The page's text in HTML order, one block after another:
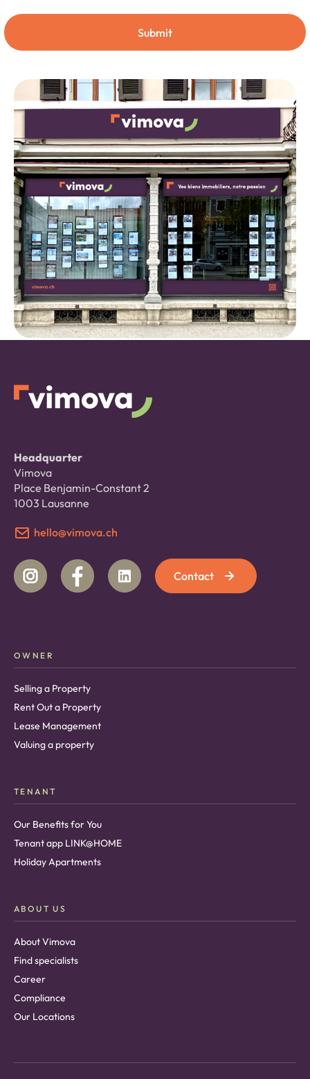
Submit
Headquarter
Vimova
Place Benjamin-Constant 2
1003 Lausanne
hello@vimova.ch
Contact
OWNER
Selling a Property
Rent Out a Property
Lease Management
Valuing a property
TENANT
Our Benefits for You
Tenant app LINK@HOME
Holiday Apartments
ABOUT US
About Vimova
Find specialists
Career
Compliance
Our Locations